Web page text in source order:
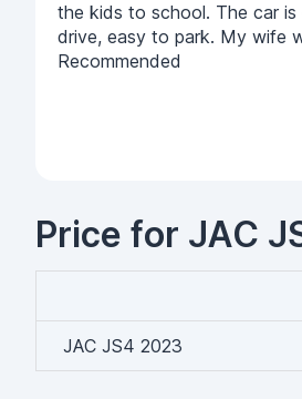
the kids to school. The car
drive, easy to park. My wife
Recommended
Price for JAC
JAC JS4 2023